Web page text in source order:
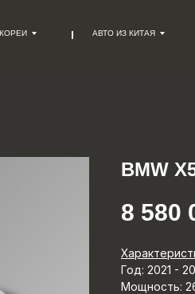
АВТО ИЗ КИТАЯ
BMW
8 580
Год: 2021 -
Мощность: